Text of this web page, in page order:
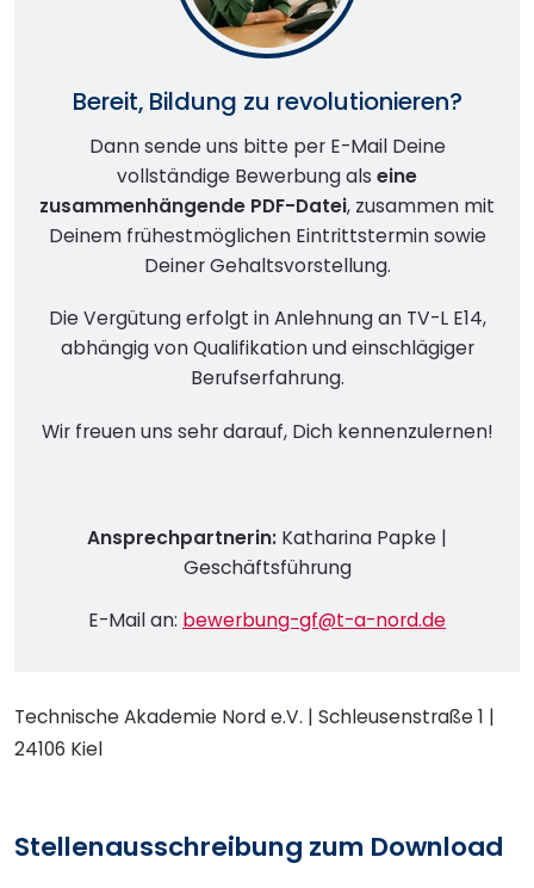
Bereit, Bildung zu revolutionieren?
Dann sende uns bitte per E-Mail Deine
vollständige Bewerbung als eine
zusammenhängende PDF-Datei, zusammen mit
Deinem frühestmöglichen Eintrittstermin sowie
Deiner Gehaltsvorstellung.
Die Vergütung erfolgt in Anlehnung an TV-L E14,
abhängig von Qualifikation und einschlägiger
Berufserfahrung.
Wir freuen uns sehr darauf, Dich kennenzulernen!
Ansprechpartnerin: Katharina Papke |
Geschäftsführung
E-Mail an: bewerbung-gf@t-a-nord.de
Technische Akademie Nord e.V. | Schleusenstraße 1 |
24106 Kiel
Stellenausschreibung zum Download